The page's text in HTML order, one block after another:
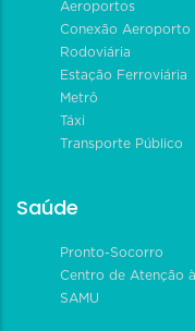
Aeroportos
Conexão Aeroporto
Rodoviária
Estação Ferroviária
Metrô
Táxi
Transporte Público
Saúde
Pronto-Socorro
Centro de Atenção
SAMU